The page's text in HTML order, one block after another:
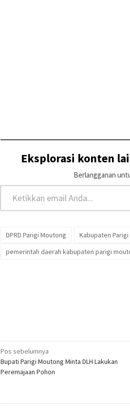
Eksplorasi konten
Berlangganan
Ketikkan email Anda...
DPRD Parigi Moutong Kabupaten
pemerintah daerah kabupaten parigi
Navigasi
pos
Pos sebelumnya
Bupati Parigi Moutong Minta DLH Lakukan
Peremajaan Pohon